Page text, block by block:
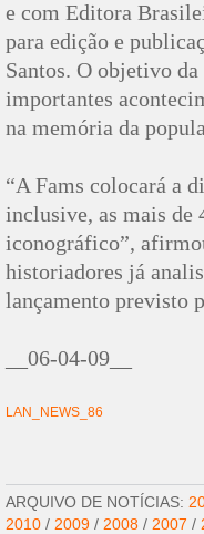
e com Editora
para edição e
Santos. O objetivo
importantes
na memória da
“A Fams colocará a
inclusive, as mais de
iconográfico”,
historiadores já
lançamento previsto
__06-04-09__
LAN_NEWS_86
ARQUIVO DE NOTÍCIAS:
2010 / 2009 / 2008 / 2007 /